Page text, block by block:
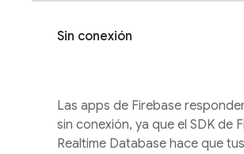
Sin conexión
Las apps de Firebase
sin conexión, ya que el SDK de
Realtime Database hace que